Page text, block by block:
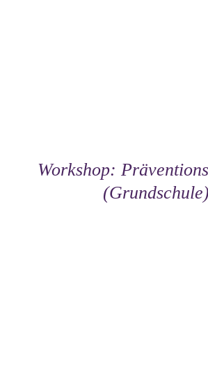
Workshop:
(Grundschule)